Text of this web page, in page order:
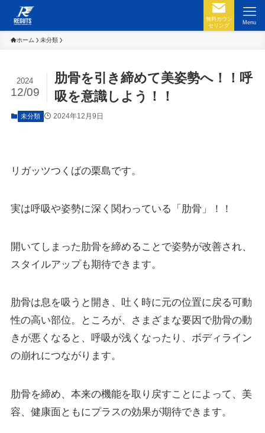
無料カウン
セリング
Menu
ホーム 未分類
肋骨を引き締めて美姿勢へ！！呼
吸を意識しよう！！
2024
12/09
未分類 2024年12月9日
リガッツつくばの栗島です。
実は呼吸や姿勢に深く関わっている「肋骨」！！
開いてしまった肋骨を締めることで姿勢が改善され、
スタイルアップも期待できます。
肋骨は息を吸うと開き、吐く時に元の位置に戻る可動
性の高い部位。ところが、さまざまな要因で肋骨の動
きが悪くなると、呼吸が浅くなったり、ボディライン
の崩れにつながります。
肋骨を締め、本来の機能を取り戻すことによって、美
容、健康面ともにプラスの効果が期待できます。